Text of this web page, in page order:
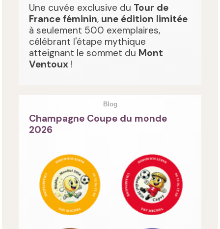
Une cuvée exclusive du Tour de
France féminin, une édition limitée
à seulement 500 exemplaires,
célébrant l'étape mythique
atteignant le sommet du Mont
Ventoux !
Blog
Champagne Coupe du monde
2026